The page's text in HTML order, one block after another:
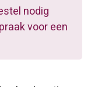
nodig
voor een